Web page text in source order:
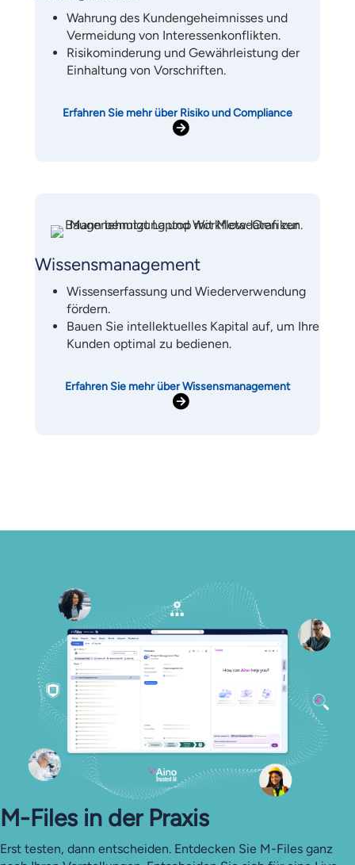
Wahrung des Kundengeheimnisses und
Vermeidung von Interessenkonflikten.
Risikominderung und Gewährleistung der
Einhaltung von Vorschriften.
Erfahren Sie mehr über Risiko und Compliance
Wissensmanagement
Wissenserfassung und Wiederverwendung
fördern.
Bauen Sie intellektuelles Kapital auf, um Ihre
Kunden optimal zu bedienen.
Erfahren Sie mehr über Wissensmanagement
M-Files in der Praxis
Erst testen, dann entscheiden. Entdecken Sie M-Files ganz